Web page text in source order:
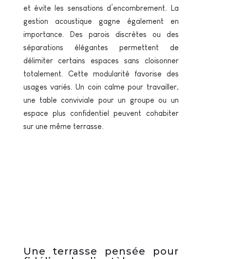
et évite les sensations d’encombrement. La
gestion acoustique gagne également en
importance. Des parois discrètes ou des
séparations élégantes permettent de
délimiter certains espaces sans cloisonner
totalement. Cette modularité favorise des
usages variés. Un coin calme pour travailler,
une table conviviale pour un groupe ou un
espace plus confidentiel peuvent cohabiter
sur une même terrasse.
Une terrasse pensée pour